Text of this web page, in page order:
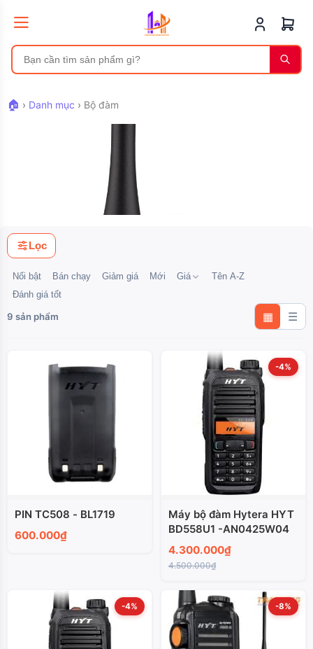
🏠 › Danh mục › Bộ đàm
Lọc
Nổi bật Bán chạy Giảm giá Mới Giá
Tên A-Z
Đánh giá tốt
9 sản phẩm ▦ ☰
PIN TC508 - BL1719
600.000₫
-4%
Máy bộ đàm Hytera HYT
BD558U1 -AN0425W04
4.300.000₫
4.500.000₫
-4% -8%